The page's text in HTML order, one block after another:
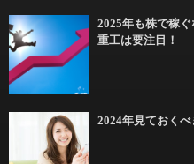
2025年も株で稼
重工は要注目！
2024年見ておくべ